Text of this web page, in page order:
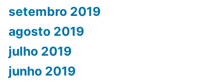
setembro 2019
agosto 2019
julho 2019
junho 2019